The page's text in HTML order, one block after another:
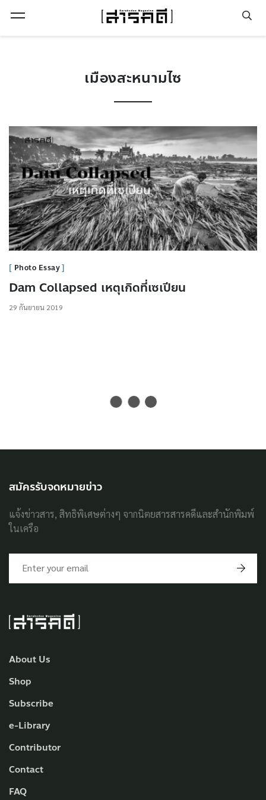
เมืองสะหนามไซ
Photo Essay
Dam Collapsed เหตุเกิดที่เซเปียน
29 กันยายน 2019
About Us
Shop
Subscribe
e-Library
Contributor
Contact
FAQ
สมัครรับจดหมายข่าว
แจ้งข่าวสาร, สิทธิพิเศษต่างๆ จากนิตยสารสารคดีและสำนักพิมพ์
ในเครือ